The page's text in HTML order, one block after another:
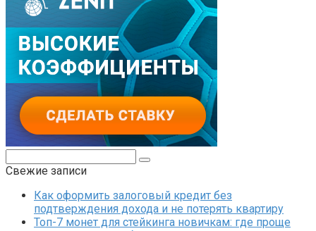
Свежие записи
Как оформить залоговый кредит без
подтверждения дохода и не потерять квартиру
Топ-7 монет для стейкинга новичкам: где проще